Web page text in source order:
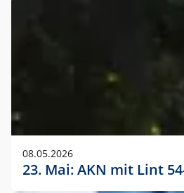
08.05.2026
23. Mai: AKN mit Lint